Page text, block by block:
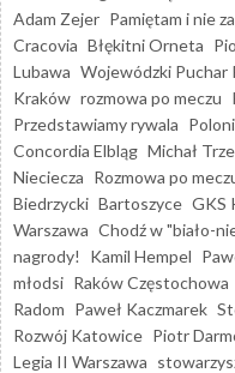
Adam Zejer Pamiętam i nie
Cracovia Błękitni Orneta
Lubawa Wojewódzki Puchar
Kraków rozmowa po meczu
Przedstawiamy rywala
Concordia Elbląg Michał
Nieciecza Rozmowa po
Biedrzycki Bartoszyce GKS
Warszawa Chodź w "biało-
nagrody!
Kamil Hempel
młodsi Raków Częstochowa
Radom Paweł Kaczmarek
Rozwój Katowice Piotr
Legia II Warszawa